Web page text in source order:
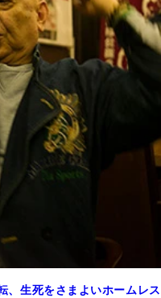
、生死をさまよいホームレス